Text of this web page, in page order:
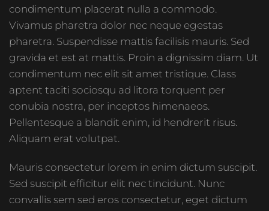
condimentum placerat nulla a commodo.
Vivamus pharetra dolor nec neque egestas
pharetra. Suspendisse mattis facilisis mauris. Sed
gravida et est at mattis. Proin a dignissim diam. Ut
condimentum nec elit sit amet tristique. Class
aptent taciti sociosqu ad litora torquent per
conubia nostra, per inceptos himenaeos.
Pellentesque a blandit enim, id hendrerit risus.
Aliquam erat volutpat.
Mauris consectetur lorem in enim dictum suscipit.
Sed suscipit efficitur elit nec tincidunt. Nunc
convallis sem sed eros consectetur, eget dictum